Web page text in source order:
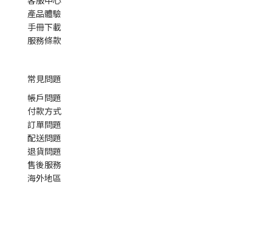
產品體驗
手冊下載
服務條款
常見問題
帳戶問題
付款方式
訂單問題
配送問題
退貨問題
售後服務
海外地區